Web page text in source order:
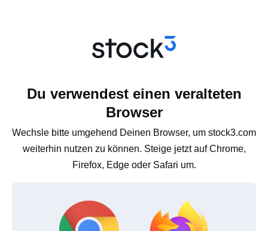
Du verwendest einen veralteten
Browser
Wechsle bitte umgehend Deinen Browser, um stock3.com
weiterhin nutzen zu können. Steige jetzt auf Chrome,
Firefox, Edge oder Safari um.